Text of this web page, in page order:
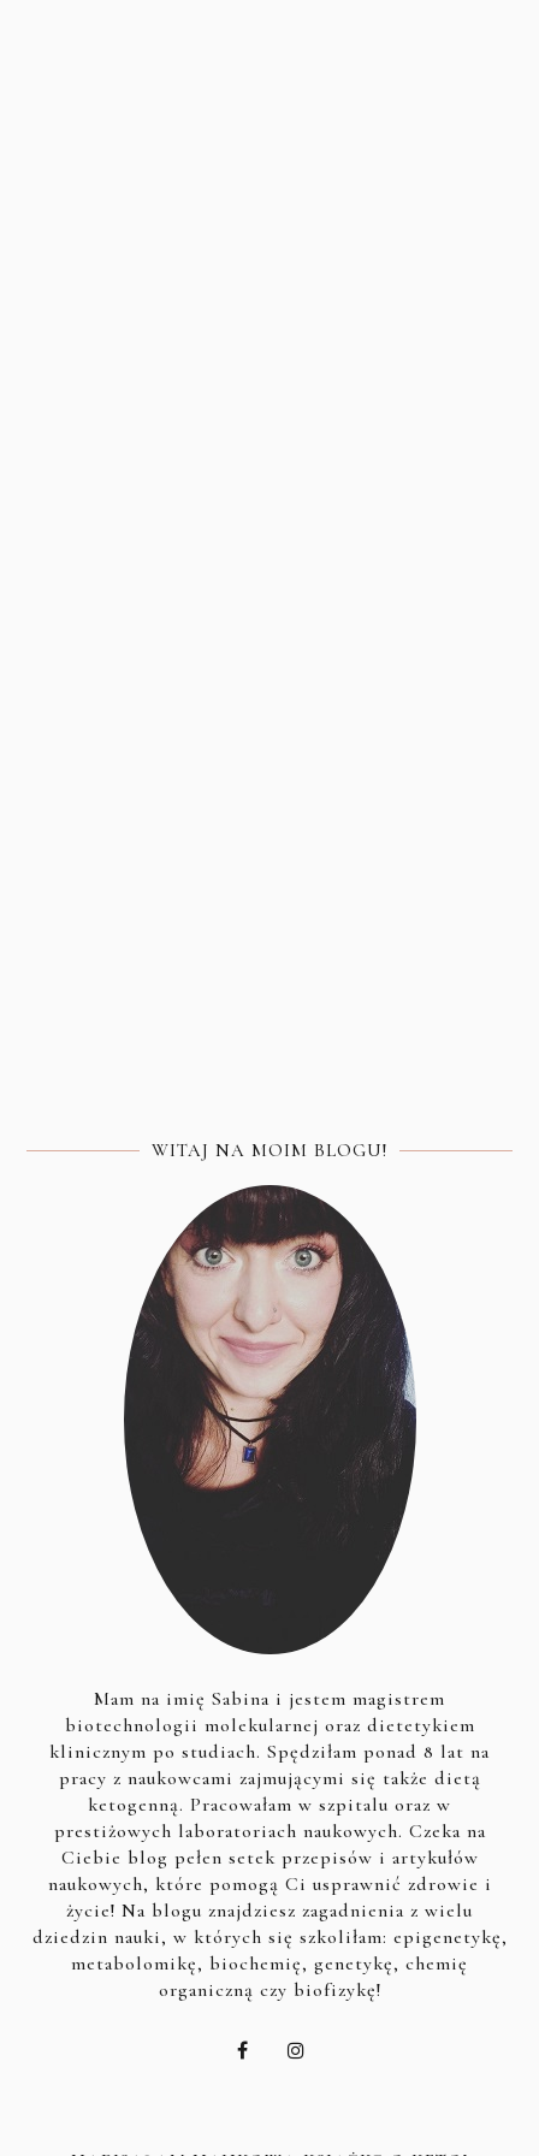
WITAJ NA MOIM BLOGU!
Mam na imię Sabina i jestem magistrem
biotechnologii molekularnej oraz dietetykiem
klinicznym po studiach. Spędziłam ponad 8 lat na
pracy z naukowcami zajmującymi się także dietą
ketogenną. Pracowałam w szpitalu oraz w
prestiżowych laboratoriach naukowych. Czeka na
Ciebie blog pełen setek przepisów i artykułów
naukowych, które pomogą Ci usprawnić zdrowie i
życie! Na blogu znajdziesz zagadnienia z wielu
dziedzin nauki, w których się szkoliłam: epigenetykę,
metabolomikę, biochemię, genetykę, chemię
organiczną czy biofizykę!